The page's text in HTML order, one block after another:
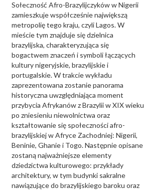
Sołeczność Afro-Brazylijczyków w Nigerii
zamieszkuje współcześnie największą
metropolię tego kraju, czyli Lagos. W
mieście tym znajduje się dzielnica
brazylijska, charakteryzująca się
bogactwem znaczeń i symboli łączących
kultury nigeryjskie, brazylijskie i
portugalskie. W trakcie wykładu
zaprezentowana zostanie panorama
historyczna uwzględniająca moment
przybycia Afrykanów z Brazylii w XIX wieku
po zniesieniu niewolnictwa oraz
kształtowanie się społeczności afro-
brazylijskiej w Afryce Zachodniej: Nigerii,
Beninie, Ghanie i Togo. Następnie opisane
zostaną najważniejsze elementy
dziedzictwa kulturowego: przykłady
architektury, w tym budynki sakralne
nawiązujące do brazylijskiego baroku oraz